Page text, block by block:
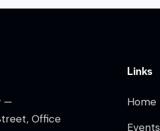
—
Office
Links
Home
Events